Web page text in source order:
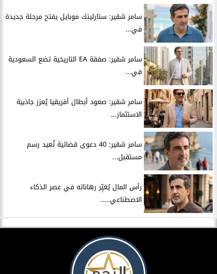
سامر شقير: ستارلينك موبايل يفتح مرحلة جديدة
في...
سامر شقير: صفقة EA التاريخية تضع السعودية
في...
سامر شقير: صعود أبطال أفريقيا يُعزز جاذبية
الاستثمار...
سامر شقير: 40 دعوى قضائية تُعيد رسم
مستقبل...
رأس المال يُغيِّر رهاناته في عصر الذكاء
الاصطناعي.....